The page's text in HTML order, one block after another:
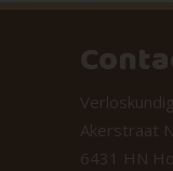
Akerstraat
6431 HN